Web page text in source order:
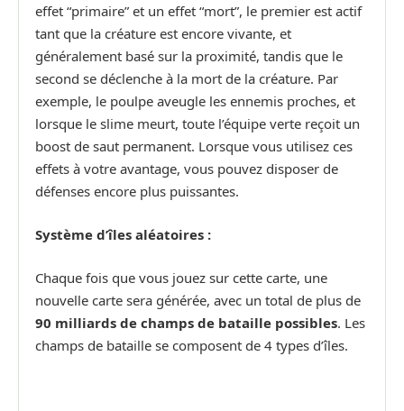
effet “primaire” et un effet “mort”, le premier est actif
tant que la créature est encore vivante, et
généralement basé sur la proximité, tandis que le
second se déclenche à la mort de la créature. Par
exemple, le poulpe aveugle les ennemis proches, et
lorsque le slime meurt, toute l’équipe verte reçoit un
boost de saut permanent. Lorsque vous utilisez ces
effets à votre avantage, vous pouvez disposer de
défenses encore plus puissantes.
Système d’îles aléatoires :
Chaque fois que vous jouez sur cette carte, une
nouvelle carte sera générée, avec un total de plus de
90 milliards de champs de bataille possibles. Les
champs de bataille se composent de 4 types d’îles.